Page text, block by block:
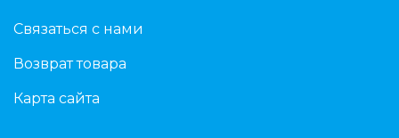
Связаться с нами
Возврат товара
Карта сайта